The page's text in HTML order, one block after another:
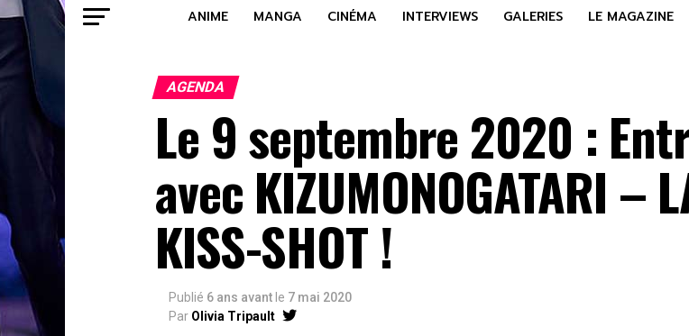
ANIME MANGA CINÉMA INTERVIEWS GALERIES LE MAGAZINE
AGENDA
Le 9 septembre 2020 :
avec KIZUMONOGATARI –
KISS-SHOT !
Publié 6 ans avant le 7 mai 2020
Par Olivia Tripault